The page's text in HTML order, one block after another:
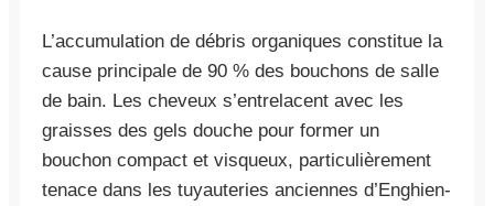
L’accumulation de débris organiques constitue la
cause principale de 90 % des bouchons de salle
de bain. Les cheveux s’entrelacent avec les
graisses des gels douche pour former un
bouchon compact et visqueux, particulièrement
tenace dans les tuyauteries anciennes d’Enghien-